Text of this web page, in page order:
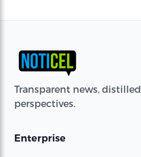
Transparent news,
perspectives.
Enterprise